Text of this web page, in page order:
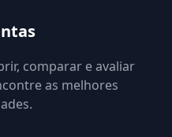
comparar e avaliar
as melhores